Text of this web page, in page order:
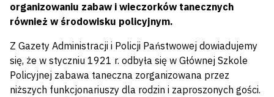
organizowaniu zabaw i wieczorków tanecznych
również w środowisku policyjnym.
Z Gazety Administracji i Policji Państwowej dowiadujemy
się, że w styczniu 1921 r. odbyła się w Głównej Szkole
Policyjnej zabawa taneczna zorganizowana przez
niższych funkcjonariuszy dla rodzin i zaproszonych gości.